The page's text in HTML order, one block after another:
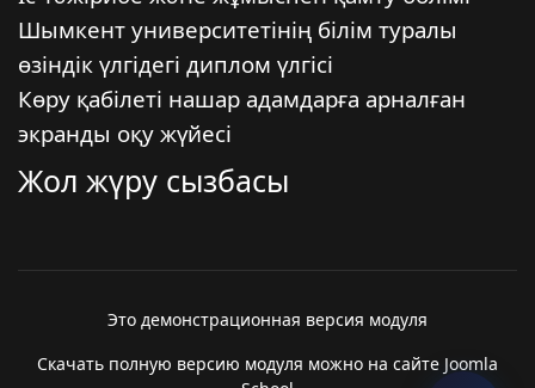
Шымкент университетінің білім туралы
өзіндік үлгідегі диплом үлгісі
Көру қабілеті нашар адамдарға арналған
экранды оқу жүйесі
Жол жүру сызбасы
Это демонстрационная версия модуля
Скачать полную версию модуля можно на сайте Joomla